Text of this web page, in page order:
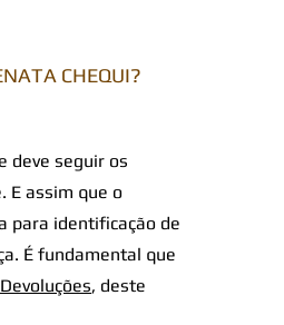
CHEQUI?
deve seguir os
E assim que o
para identificação de
É fundamental que
, deste